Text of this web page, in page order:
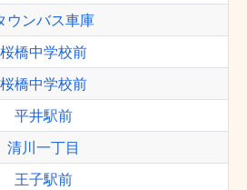
ウンバス車庫
桜橋中学校前
桜橋中学校前
平井駅前
清川一丁目
王子駅前